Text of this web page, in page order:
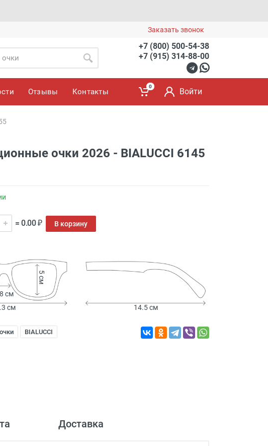
Заказать звонок
+7 (800) 500-54-38
+7 (915) 314-88-00
Отзывы Контакты
0
Войти
очки 2026 - BIALUCCI 6145
= 0.00 ₽ В корзину
см
5 см
см 14.5 см
BIALUCCI
Доставка